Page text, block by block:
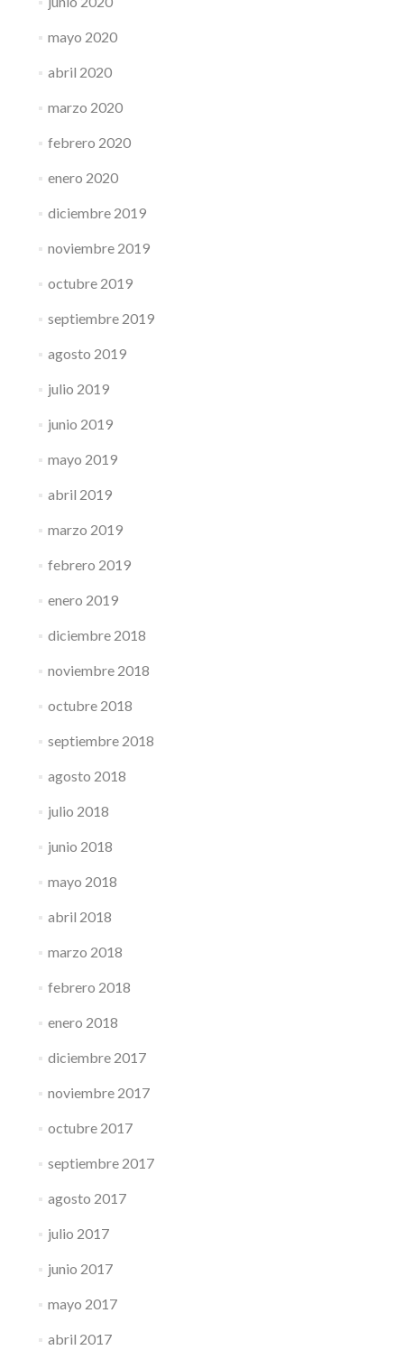
mayo 2020
abril 2020
marzo 2020
febrero 2020
enero 2020
diciembre 2019
noviembre 2019
octubre 2019
septiembre 2019
agosto 2019
julio 2019
junio 2019
mayo 2019
abril 2019
marzo 2019
febrero 2019
enero 2019
diciembre 2018
noviembre 2018
octubre 2018
septiembre 2018
agosto 2018
julio 2018
junio 2018
mayo 2018
abril 2018
marzo 2018
febrero 2018
enero 2018
diciembre 2017
noviembre 2017
octubre 2017
septiembre 2017
agosto 2017
julio 2017
junio 2017
mayo 2017
abril 2017